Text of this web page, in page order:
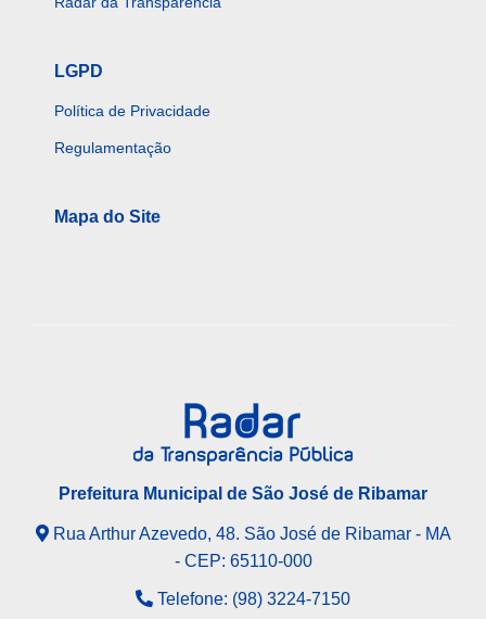
LGPD
Política de Privacidade
Regulamentação
Mapa do Site
Prefeitura Municipal de São José de Ribamar
Rua Arthur Azevedo, 48. São José de Ribamar - MA
- CEP: 65110-000
Telefone: (98) 3224-7150